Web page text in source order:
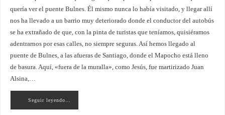
quería ver el puente Bulnes. Él mismo nunca lo había visitado, y llegar allí
nos ha llevado a un barrio muy deteriorado donde el conductor del autobús
se ha extrañado de que, con la pinta de turistas que teníamos, quisiéramos
adentrarnos por esas calles, no siempre seguras. Así hemos llegado al
puente de Bulnes, a las afueras de Santiago, donde el Mapocho está lleno
de basura. Aquí, «fuera de la muralla», como Jesús, fue martirizado Juan
Alsina,…
Seguir leyendo…